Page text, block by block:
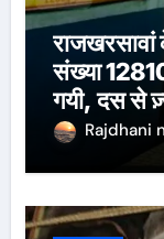
राजखरसावां
संख्या
गयी, दस से
Rajdhani